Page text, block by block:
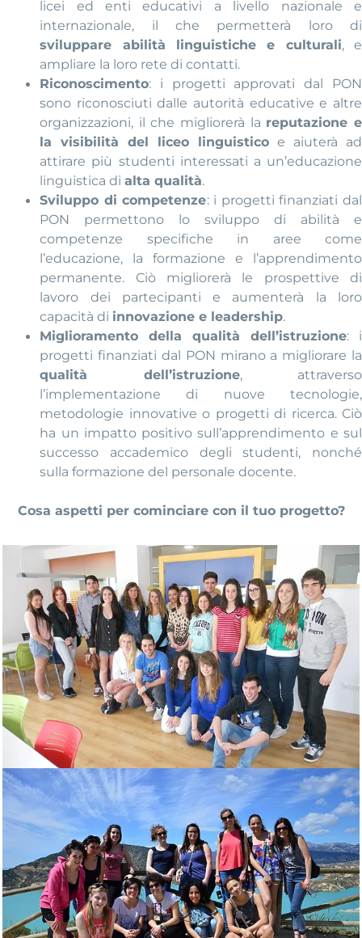
licei ed enti educativi a livello nazionale e
internazionale, il che permetterà loro di
sviluppare abilità linguistiche e culturali, e
ampliare la loro rete di contatti.
Riconoscimento: i progetti approvati dal PON
sono riconosciuti dalle autorità educative e altre
organizzazioni, il che migliorerà la reputazione e
la visibilità del liceo linguistico e aiuterà ad
attirare più studenti interessati a un’educazione
linguistica dialta qualità.
Sviluppo di competenze: i progetti finanziati dal
PON permettono lo sviluppo di abilità e
competenze specifiche in aree come
l’educazione, la formazione e l’apprendimento
permanente. Ciò migliorerà le prospettive di
lavoro dei partecipanti e aumenterà la loro
capacità di innovazione e leadership.
Miglioramento della qualità dell’istruzione: i
progetti finanziati dal PON mirano a migliorare la
qualità dell’istruzione, attraverso
l’implementazione di nuove tecnologie,
metodologie innovative o progetti di ricerca. Ciò
ha un impatto positivo sull’apprendimento e sul
successo accademico degli studenti, nonché
sulla formazione del personale docente.
Cosa aspetti per cominciare con il tuo progetto?